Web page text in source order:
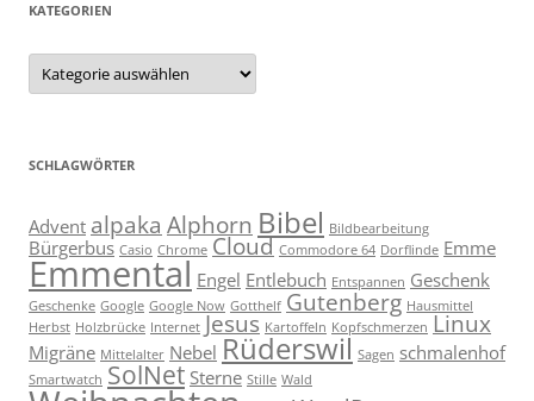
KATEGORIEN
Kategorien
SCHLAGWÖRTER
Advent alpaka Alphorn Bibel Bildbearbeitung
Bürgerbus Casio Chrome Cloud Commodore 64 Dorflinde Emme
Emmental Engel Entlebuch Entspannen Geschenk
Geschenke Google Google Now Gotthelf Gutenberg Hausmittel
Herbst Holzbrücke Internet Jesus Kartoffeln Kopfschmerzen Linux
Migräne Mittelalter Nebel Rüderswil Sagen schmalenhof
Smartwatch SolNet Sterne Stille Wald